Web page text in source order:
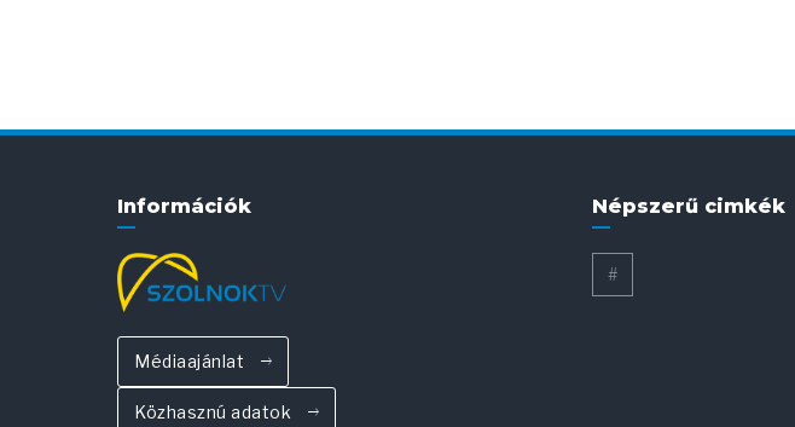
Információk
Médiaajánlat
Közhasznú adatok
Népszerű cimkék
#